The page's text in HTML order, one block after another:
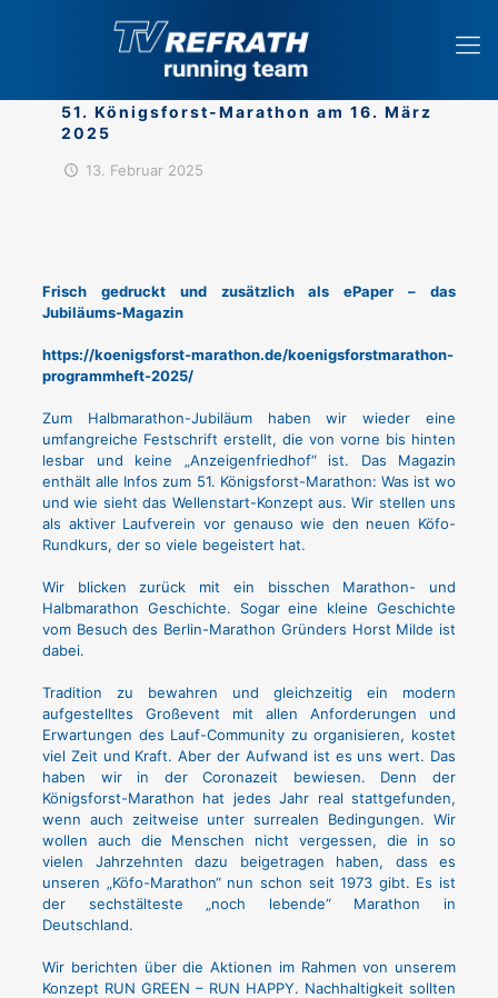
51. Königsforst-Marathon am 16. März
2025
13. Februar 2025
Frisch gedruckt und zusätzlich als ePaper – das
Jubiläums-Magazin
https://koenigsforst-marathon.de/koenigsforstmarathon-
programmheft-2025/
Zum Halbmarathon-Jubiläum haben wir wieder eine
umfangreiche Festschrift erstellt, die von vorne bis hinten
lesbar und keine „Anzeigenfriedhof“ ist. Das Magazin
enthält alle Infos zum 51. Königsforst-Marathon: Was ist wo
und wie sieht das Wellenstart-Konzept aus. Wir stellen uns
als aktiver Laufverein vor genauso wie den neuen Köfo-
Rundkurs, der so viele begeistert hat.
Wir blicken zurück mit ein bisschen Marathon- und
Halbmarathon Geschichte. Sogar eine kleine Geschichte
vom Besuch des Berlin-Marathon Gründers Horst Milde ist
dabei.
Tradition zu bewahren und gleichzeitig ein modern
aufgestelltes Großevent mit allen Anforderungen und
Erwartungen des Lauf-Community zu organisieren, kostet
viel Zeit und Kraft. Aber der Aufwand ist es uns wert. Das
haben wir in der Coronazeit bewiesen. Denn der
Königsforst-Marathon hat jedes Jahr real stattgefunden,
wenn auch zeitweise unter surrealen Bedingungen. Wir
wollen auch die Menschen nicht vergessen, die in so
vielen Jahrzehnten dazu beigetragen haben, dass es
unseren „Köfo-Marathon“ nun schon seit 1973 gibt. Es ist
der sechstälteste „noch lebende“ Marathon in
Deutschland.
Wir berichten über die Aktionen im Rahmen von unserem
Konzept RUN GREEN – RUN HAPPY. Nachhaltigkeit sollten